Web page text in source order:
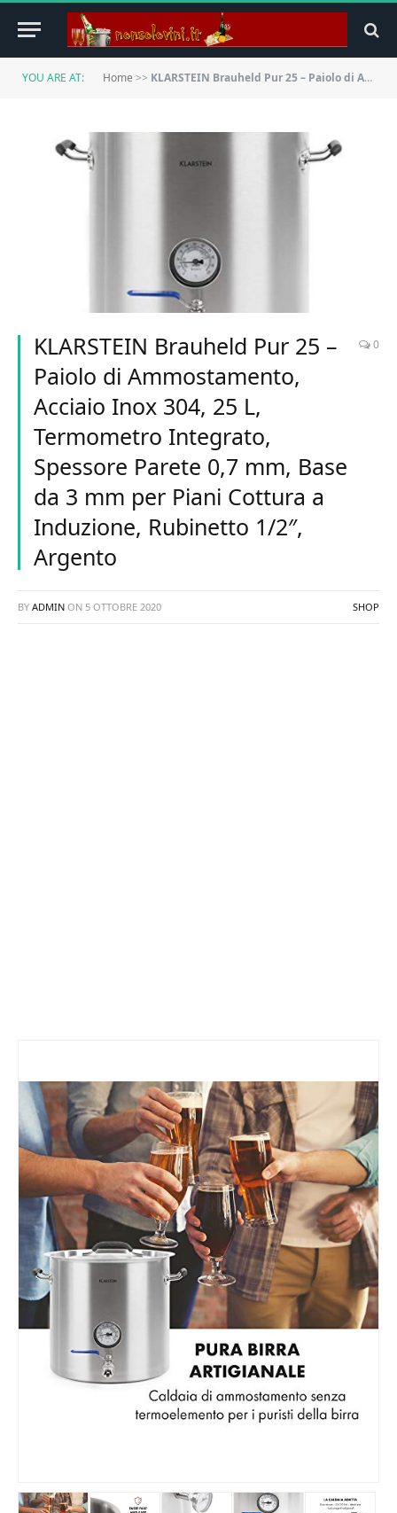
YOU ARE AT: Home >> KLARSTEIN Brauheld Pur 25 – Paiolo di Ammostamento, Acciaio Inox 304, 25 L, Termometro Integrato, Spessore Parete 0,7 mm, Base da 3 mm per Piani Cottura a Induzione, Rubinetto 1/2″, Argento
KLARSTEIN Brauheld Pur 25 –
Paiolo di Ammostamento,
Acciaio Inox 304, 25 L,
Termometro Integrato,
Spessore Parete 0,7 mm, Base
da 3 mm per Piani Cottura a
Induzione, Rubinetto 1/2″,
Argento
0
BY ADMIN ON 5 OTTOBRE 2020 SHOP